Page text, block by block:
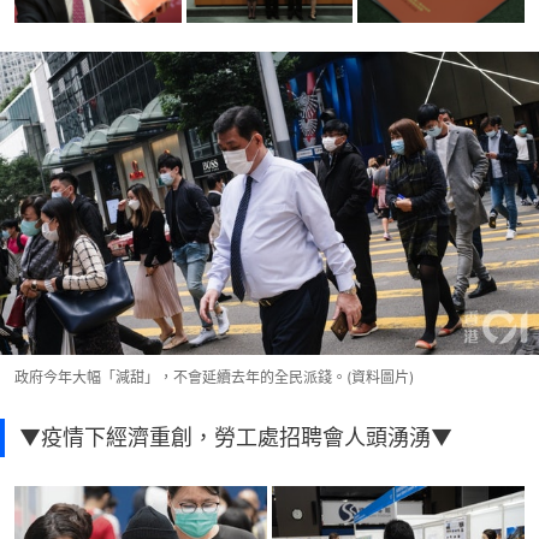
政府今年大幅「減甜」，不會延續去年的全民派錢。(資料圖片)
▼疫情下經濟重創，勞工處招聘會人頭湧湧▼